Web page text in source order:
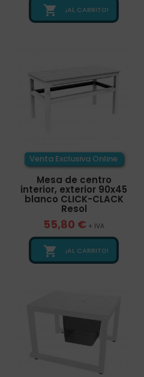
 ¡AL CARRITO!
Venta Exclusiva Online
Mesa de centro
interior, exterior 90x45
blanco CLICK-CLACK
Resol
55,80 € + IVA
 ¡AL CARRITO!